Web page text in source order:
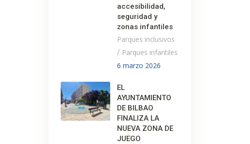
accesibilidad,
seguridad y
zonas infantiles
Parques inclusivos
/ Parques infantiles
6 marzo 2026
EL
AYUNTAMIENTO
DE BILBAO
FINALIZA LA
NUEVA ZONA DE
JUEGO